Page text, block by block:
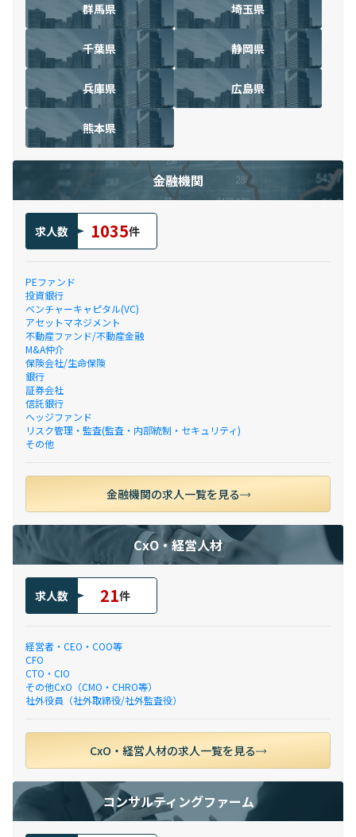
群馬県 埼玉県
千葉県 静岡県
兵庫県 広島県
熊本県
金融機関
求人数 1035件
PEファンド
投資銀行
ベンチャーキャピタル(VC)
アセットマネジメント
不動産ファンド/不動産金融
M&A仲介
保険会社/生命保険
銀行
証券会社
信託銀行
ヘッジファンド
リスク管理・監査(監査・内部統制・セキュリティ)
その他
金融機関の求人一覧を見る
CxO・経営人材
求人数 21件
経営者・CEO・COO等
CFO
CTO・CIO
その他CxO（CMO・CHRO等）
社外役員（社外取締役/社外監査役）
CxO・経営人材の求人一覧を見る
コンサルティングファーム